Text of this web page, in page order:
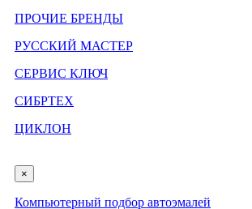
ПРОЧИЕ БРЕНДЫ
РУССКИЙ МАСТЕР
СЕРВИС КЛЮЧ
СИБРТЕХ
ЦИКЛОН
×
Компьютерный подбор автоэмалей